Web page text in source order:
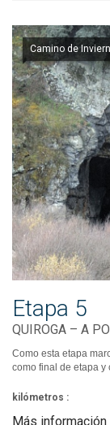
Camino de
Etapa 5
QUIROGA – A
Como esta etapa
como final de etapa y
kilómetros :
Más información